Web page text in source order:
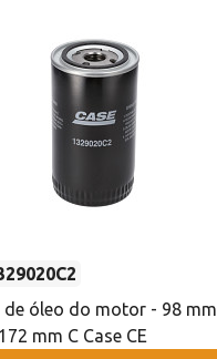
de óleo do motor - 98 mm
mm C Case CE